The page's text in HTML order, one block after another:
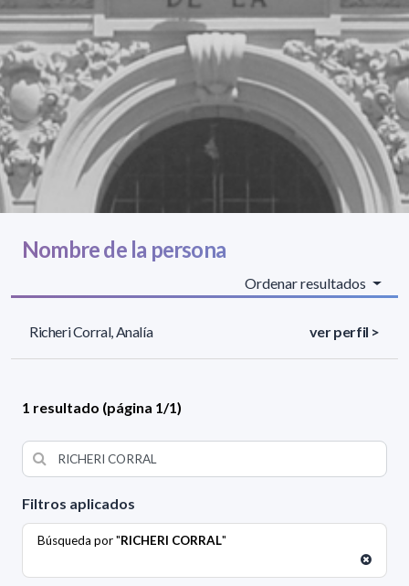
Filtros aplicados
Búsqueda por "RICHERI CORRAL"
Nombre de la persona
Ordenar resultados
Richeri Corral, Analía ver perfil >
1 resultado (página 1/1)